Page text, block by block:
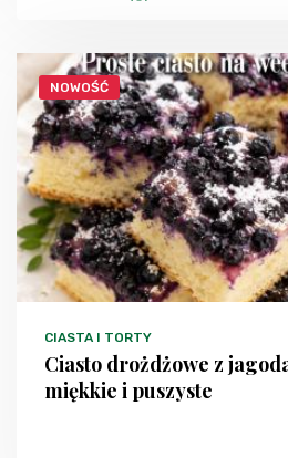
NOWOŚĆ
CIASTA I TORTY
Ciasto drożdżowe z
miękkie i puszyste